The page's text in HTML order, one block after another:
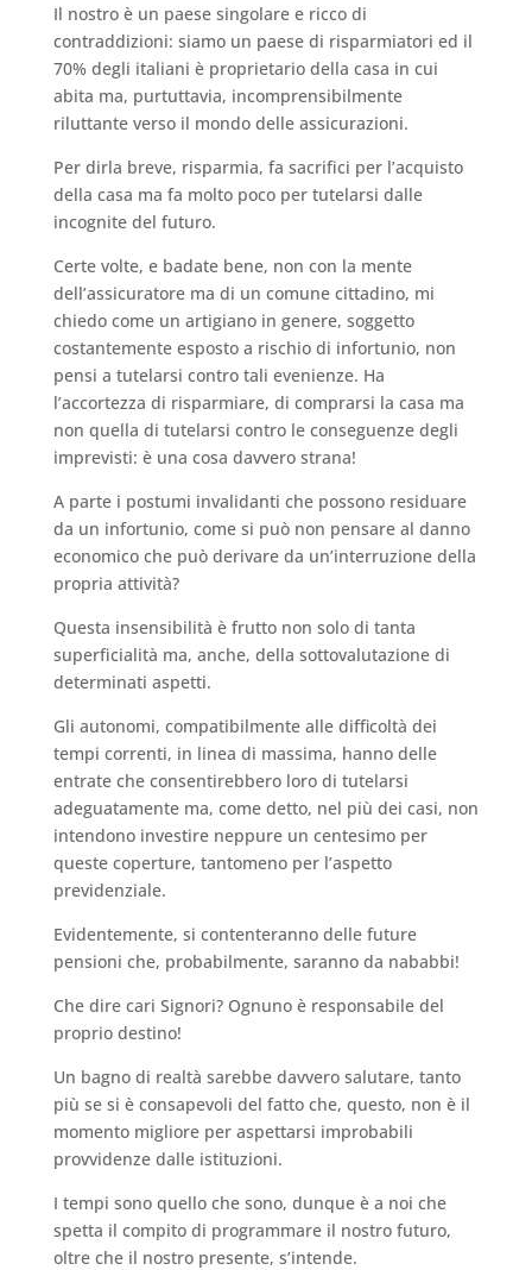
Il nostro è un paese singolare e ricco di
contraddizioni: siamo un paese di risparmiatori ed il
70% degli italiani è proprietario della casa in cui
abita ma, purtuttavia, incomprensibilmente
riluttante verso il mondo delle assicurazioni.
Per dirla breve, risparmia, fa sacrifici per l’acquisto
della casa ma fa molto poco per tutelarsi dalle
incognite del futuro.
Certe volte, e badate bene, non con la mente
dell’assicuratore ma di un comune cittadino, mi
chiedo come un artigiano in genere, soggetto
costantemente esposto a rischio di infortunio, non
pensi a tutelarsi contro tali evenienze. Ha
l’accortezza di risparmiare, di comprarsi la casa ma
non quella di tutelarsi contro le conseguenze degli
imprevisti: è una cosa davvero strana!
A parte i postumi invalidanti che possono residuare
da un infortunio, come si può non pensare al danno
economico che può derivare da un’interruzione della
propria attività?
Questa insensibilità è frutto non solo di tanta
superficialità ma, anche, della sottovalutazione di
determinati aspetti.
Gli autonomi, compatibilmente alle difficoltà dei
tempi correnti, in linea di massima, hanno delle
entrate che consentirebbero loro di tutelarsi
adeguatamente ma, come detto, nel più dei casi, non
intendono investire neppure un centesimo per
queste coperture, tantomeno per l’aspetto
previdenziale.
Evidentemente, si contenteranno delle future
pensioni che, probabilmente, saranno da nababbi!
Che dire cari Signori? Ognuno è responsabile del
proprio destino!
Un bagno di realtà sarebbe davvero salutare, tanto
più se si è consapevoli del fatto che, questo, non è il
momento migliore per aspettarsi improbabili
provvidenze dalle istituzioni.
I tempi sono quello che sono, dunque è a noi che
spetta il compito di programmare il nostro futuro,
oltre che il nostro presente, s’intende.